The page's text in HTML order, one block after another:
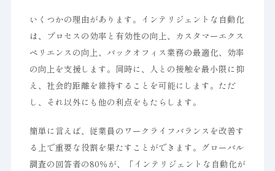
いくつかの理由があります。インテリジェントな自動化
は、プロセスの効率と有効性の向上、カスタマーエクス
ペリエンスの向上、バックオフィス業務の最適化、効率
の向上を支援します。同時に、人との接触を最小限に抑
え、社会的距離を維持することを可能にします。ただ
し、それ以外にも他の利点をもたらします。
簡単に言えば、従業員のワークライフバランスを改善す
る上で重要な役割を果たすことができます。グローバル
調査の回答者の80％が、「インテリジェントな自動化が